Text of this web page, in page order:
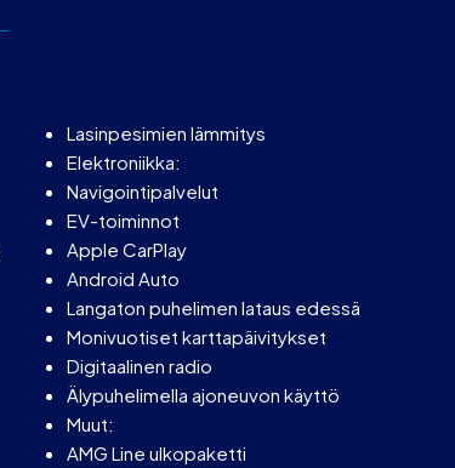
Lasinpesimien lämmitys
Elektroniikka:
Navigointipalvelut
EV-toiminnot
Apple CarPlay
Android Auto
Langaton puhelimen lataus edessä
Monivuotiset karttapäivitykset
Digitaalinen radio
Älypuhelimella ajoneuvon käyttö
Muut:
AMG Line ulkopaketti